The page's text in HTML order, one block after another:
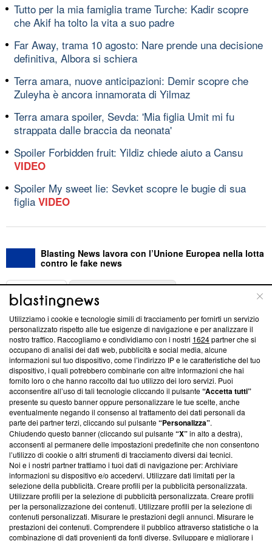
Tutto per la mia famiglia trame Turche: Kadir scopre
che Akif ha tolto la vita a suo padre
Far Away, trama 10 agosto: Nare prende una decisione
definitiva, Albora si schiera
Terra amara, nuove anticipazioni: Demir scopre che
Zuleyha è ancora innamorata di Yilmaz
Terra amara spoiler, Sevda: 'Mia figlia Umit mi fu
strappata dalle braccia da neonata'
Spoiler Forbidden fruit: Yildiz chiede aiuto a Cansu
VIDEO
Spoiler My sweet lie: Sevket scopre le bugie di sua
figlia VIDEO
Blasting News lavora con l’Unione Europea nella lotta
contro le fake news
ABOUT
Questa sezione offre informazioni trasparenti su Blasting
News, sui nostri processi editoriali e su come ci impegniamo a
creare news di qualità. Inoltre, afferma la nostra aderenza a
‘Trust Project - News with Integrity’Blasting News non è
ancora membro del programma, ma ha richiesto di farne
parte; Trust Project non ha ancora effettuato una verifica di
conformità agli standard.
Su di noi
Team editoriale
Corporate
Redazione
Informativa Privacy
Cookie Policy
Utilizziamo i cookie e tecnologie simili di tracciamento per fornirti un servizio
personalizzato rispetto alle tue esigenze di navigazione e per analizzare il
nostro traffico. Raccogliamo e condividiamo con i nostri 1624partner che si
occupano di analisi dei dati web, pubblicità e social media, alcune
informazioni sul tuo dispositivo, come l’indirizzo IP e le caratteristiche del tuo
dispositivo, i quali potrebbero combinarle con altre informazioni che hai
fornito loro o che hanno raccolto dal tuo utilizzo dei loro servizi. Puoi
acconsentire all’uso di tali tecnologie cliccando il pulsante“Accetta tutti”
presente su questo banner oppure personalizzare le tue scelte, anche
eventualmente negando il consenso al trattamento dei dati personali da
parte dei partner terzi, cliccando sul pulsante“Personalizza”.
Chiudendo questo banner (cliccando sul pulsante“X”in alto a destra),
acconsenti al permanere delle impostazioni predefinite che non consentono
l’utilizzo di cookie o altri strumenti di tracciamento diversi dai tecnici.
Noi e i nostri partner trattiamo i tuoi dati di navigazione per: Archiviare
informazioni su dispositivo e/o accedervi. Utilizzare dati limitati per la
selezione della pubblicità. Creare profili per la pubblicità personalizzata.
Utilizzare profili per la selezione di pubblicità personalizzata. Creare profili
per la personalizzazione dei contenuti. Utilizzare profili per la selezione di
contenuti personalizzati. Misurare le prestazioni degli annunci. Misurare le
prestazioni dei contenuti. Comprendere il pubblico attraverso statistiche o la
combinazione di dati provenienti da fonti diverse. Sviluppare e migliorare i